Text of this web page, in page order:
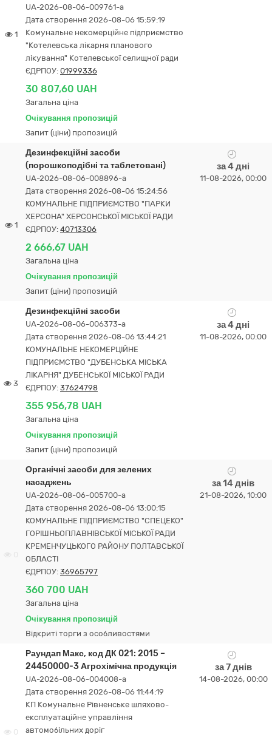
1
UA-2026-08-06-009761-a
Дата створення 2026-08-06 15:59:19
Комунальне некомерційне підприємство
"Котелевська лікарня планового
лікування" Котелевської селищної ради
ЄДРПОУ: 01999336
30 807,60 UAH
Загальна ціна
Очікування пропозицій
Запит (ціни) пропозицій
1
Дезинфекційні засоби
(порошкоподібні та таблетовані)
UA-2026-08-06-008896-a
Дата створення 2026-08-06 15:24:56
КОМУНАЛЬНЕ ПІДПРИЄМСТВО "ПАРКИ
ХЕРСОНА" ХЕРСОНСЬКОЇ МІСЬКОЇ РАДИ
ЄДРПОУ: 40713306
2 666,67 UAH
Загальна ціна
Очікування пропозицій
Запит (ціни) пропозицій
за 4 дні
11-08-2026, 00:00
3
Дезинфекційні засоби
UA-2026-08-06-006373-a
Дата створення 2026-08-06 13:44:21
КОМУНАЛЬНЕ НЕКОМЕРЦІЙНЕ
ПІДПРИЄМСТВО "ДУБЕНСЬКА МІСЬКА
ЛІКАРНЯ" ДУБЕНСЬКОЇ МІСЬКОЇ РАДИ
ЄДРПОУ: 37624798
355 956,78 UAH
Загальна ціна
Очікування пропозицій
Запит (ціни) пропозицій
за 4 дні
11-08-2026, 00:00
Органічні засоби для зелених
насаджень
UA-2026-08-06-005700-a
Дата створення 2026-08-06 13:00:15
КОМУНАЛЬНЕ ПІДПРИЄМСТВО "СПЕЦЕКО"
ГОРІШНЬОПЛАВНІВСЬКОЇ МІСЬКОЇ РАДИ
КРЕМЕНЧУЦЬКОГО РАЙОНУ ПОЛТАВСЬКОЇ
ОБЛАСТІ
ЄДРПОУ: 36965797
360 700 UAH
Загальна ціна
Очікування пропозицій
Відкриті торги з особливостями
за 14 днів
21-08-2026, 10:00
0
Раундап Макс, код ДК 021: 2015 –
24450000-3 Агрохімічна продукція
UA-2026-08-06-004008-a
Дата створення 2026-08-06 11:44:19
КП Комунальне Рівненське шляхово-
експлуатаційне управління
автомобільних доріг
за 7 днів
14-08-2026, 00:00